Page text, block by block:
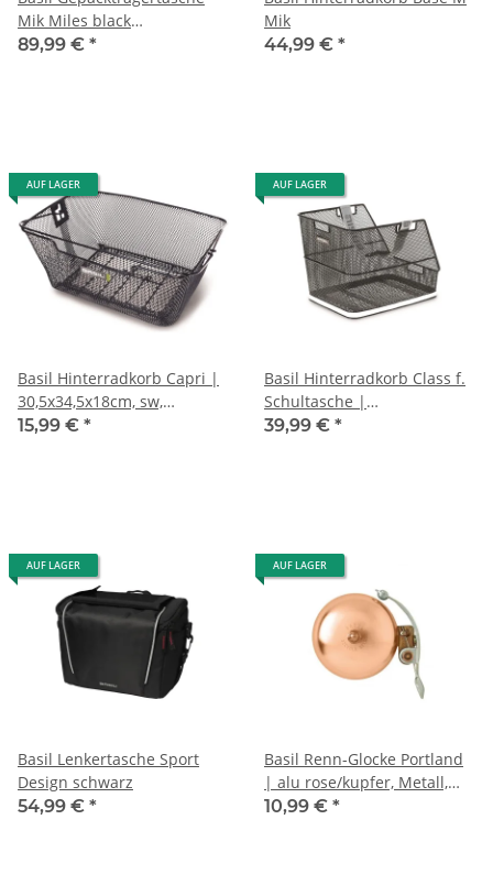
Mik Miles black
slate,wasserdicht, 7 Ltr.
89,99 € *
Mik
44,99 € *
AUF LAGER
Basil Hinterradkorb Capri |
30,5x34,5x18cm, sw,
engmaschig, abgesch
15,99 € *
AUF LAGER
Basil Hinterradkorb Class f.
Schultasche |
37,5x30,5x27cm, schwarz,
39,99 € *
AUF LAGER
Basil Lenkertasche Sport
Design schwarz
54,99 € *
AUF LAGER
Basil Renn-Glocke Portland
| alu rose/kupfer, Metall,
Ø55mm, 5x1x3cm
10,99 € *